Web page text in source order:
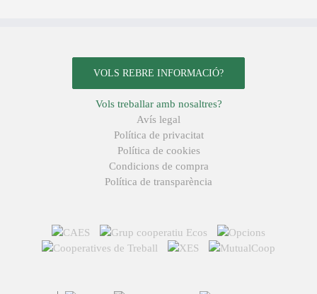
VOLS REBRE INFORMACIÓ?
Vols treballar amb nosaltres?
Avís legal
Política de privacitat
Política de cookies
Condicions de compra
Política de transparència